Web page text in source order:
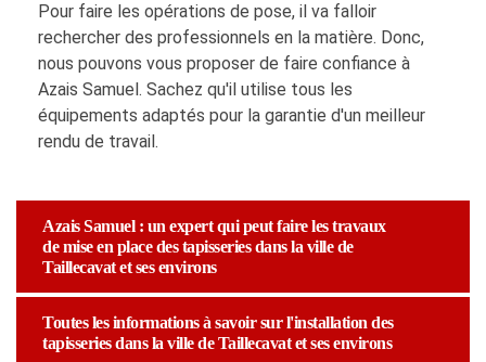
Pour faire les opérations de pose, il va falloir
rechercher des professionnels en la matière. Donc,
nous pouvons vous proposer de faire confiance à
Azais Samuel. Sachez qu'il utilise tous les
équipements adaptés pour la garantie d'un meilleur
rendu de travail.
Azais Samuel : un expert qui peut faire les travaux
de mise en place des tapisseries dans la ville de
Taillecavat et ses environs
Toutes les informations à savoir sur l'installation des
tapisseries dans la ville de Taillecavat et ses environs